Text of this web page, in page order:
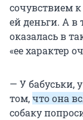
сочувствием
ей деньги. А в
оказалась в
«ее характер
— У бабуськи,
том,что она
собаку